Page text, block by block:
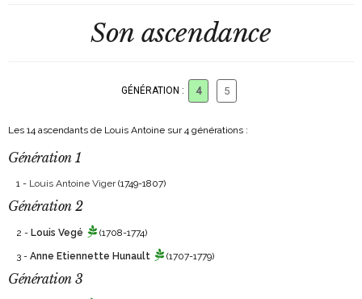
Son ascendance
GÉNÉRATION : 4 5
Les 14 ascendants de Louis Antoine sur 4 générations :
Génération 1
1 - Louis Antoine Viger(1749-1807)
Génération 2
2 - Louis Vegé (1708-1774)
3 - Anne Etiennette Hunault (1707-1779)
Génération 3